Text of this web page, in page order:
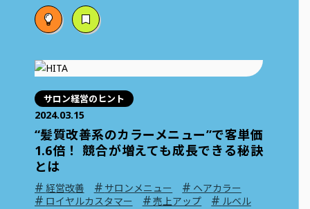
サロン経営のヒント
2024.03.15
“髪質改善系のカラーメニュー”で客単価
1.6倍！ 競合が増えても成長できる秘訣
とは
# 経営改善 # サロンメニュー # ヘアカラー
# ロイヤルカスタマー #売上アップ # ルベル